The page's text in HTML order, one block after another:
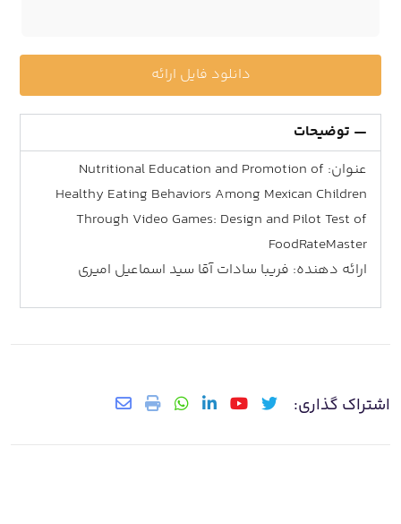
دانلود فایل ارائه
توضیحات
عنوان: Nutritional Education and Promotion of
Healthy Eating Behaviors Among Mexican Children
Through Video Games: Design and Pilot Test of
FoodRateMaster
ارائه دهنده: فریبا سادات آقا سید اسماعیل امیری
اشتراک گذاری: